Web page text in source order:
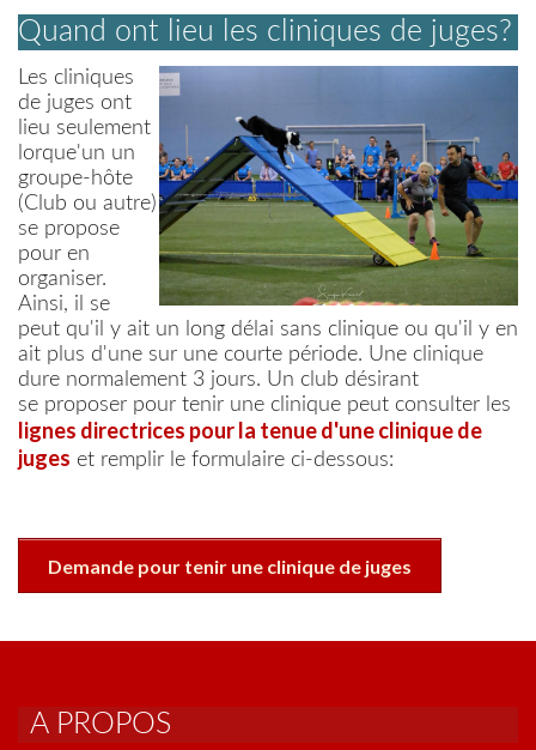
Quand ont lieu les cliniques de juges?
Les cliniques
de juges ont
lieu seulement
lorque'un un
groupe-hôte
(Club ou autre)
se propose
pour en
organiser.
Ainsi, il se
peut qu'il y ait un long délai sans clinique ou qu'il y en
ait plus d'une sur une courte période. Une clinique
dure normalement 3 jours. Un club désirant
se proposer pour tenir une clinique peut consulter les
lignes directrices pour la tenue d'une clinique de
juges et remplir le formulaire ci-dessous:
Demande pour tenir une clinique de juges
A PROPOS